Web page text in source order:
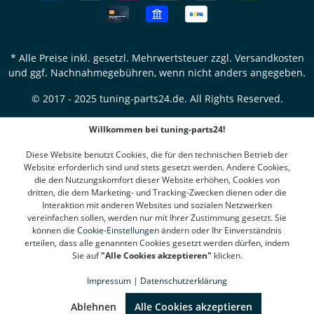
* Alle Preise inkl. gesetzl. Mehrwertsteuer zzgl. Versandkosten
und ggf. Nachnahmegebühren, wenn nicht anders angegeben.
© 2017 - 2025 tuning-parts24.de. All Rights Reserved.
Willkommen bei tuning-parts24!
Diese Website benutzt Cookies, die für den technischen Betrieb der
Website erforderlich sind und stets gesetzt werden. Andere Cookies,
die den Nutzungskomfort dieser Website erhöhen, Cookies von
dritten, die dem Marketing- und Tracking-Zwecken dienen oder die
Interaktion mit anderen Websites und sozialen Netzwerken
vereinfachen sollen, werden nur mit Ihrer Zustimmung gesetzt. Sie
können die Cookie-Einstellungenändern oder Ihr Einverständnis
erteilen, dass alle genannten Cookies gesetzt werden dürfen, indem
Sie auf"Alle Cookies akzeptieren" klicken.
Impressum | Datenschutzerklärung
Ablehnen Alle Cookies akzeptieren
(4.78 / 5)
1311 Bewertungen bei: google.de, shopvote.de ⓘ
Informationen zur Echtheit der Bewertungen